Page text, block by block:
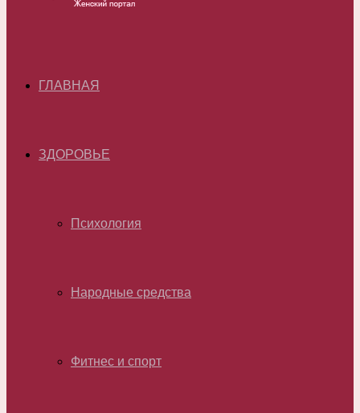
ГЛАВНАЯ
ЗДОРОВЬЕ
Психология
Народные средства
Фитнес и спорт